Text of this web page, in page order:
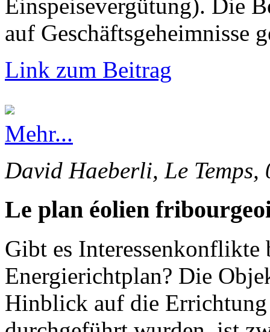
Einspeisevergütung). Die
auf Geschäftsgeheimnisse
Link zum Beitrag
Mehr...
David Haeberli, Le Temps,
Le plan éolien
Gibt es Interessenkonflikte
Energierichtplan? Die
Hinblick auf die